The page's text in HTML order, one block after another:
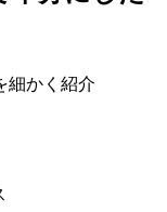
細かく紹介